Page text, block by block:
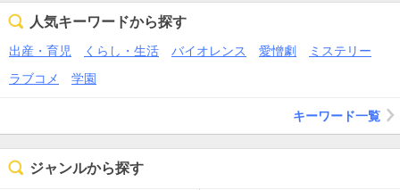
人気キーワードから探す
出産・育児 くらし・生活 バイオレンス 愛憎劇
ミステリー
ラブコメ
学園
キーワード一覧
ジャンルから探す